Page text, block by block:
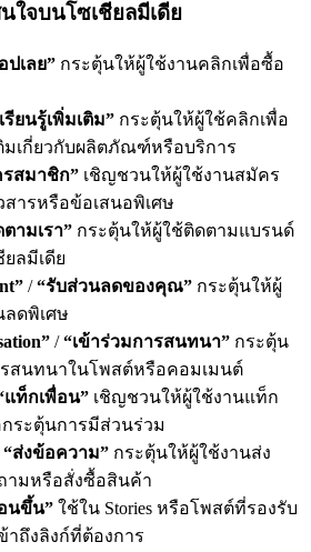
ใจบนโซเชียลมีเดีย
ปเลย” กระตุ้นให้ผู้ใช้งานคลิกเพื่อซื้อ
รียนรู้เพิ่มเติม” กระตุ้นให้ผู้ใช้คลิกเพื่อ
มเกี่ยวกับผลิตภัณฑ์หรือบริการ
สมาชิก” เชิญชวนให้ผู้ใช้งานสมัคร
ารหรือข้อเสนอพิเศษ
ามเรา” กระตุ้นให้ผู้ใช้ติดตามแบรนด์
ลมีเดีย
/“รับส่วนลดของคุณ” กระตุ้นให้ผู้
ลดพิเศษ
/“เข้าร่วมการสนทนา” กระตุ้น
รสนทนาในโพสต์หรือคอมเมนต์
แท็กเพื่อน” เชิญชวนให้ผู้ใช้งานแท็ก
ระตุ้นการมีส่วนร่วม
“ส่งข้อความ” กระตุ้นให้ผู้ใช้งานส่ง
ามหรือสั่งซื้อสินค้า
นขึ้น” ใช้ใน Stories หรือโพสต์ที่รองรับ
าถึงลิงก์ที่ต้องการ